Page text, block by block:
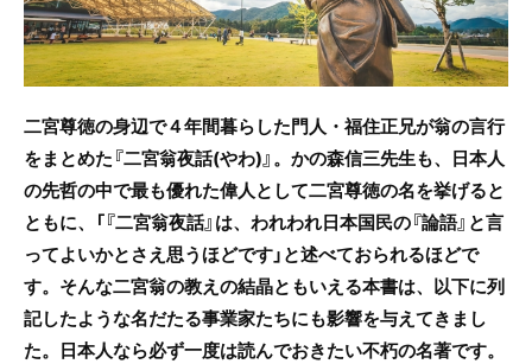
二宮尊徳の身辺で４年間暮らした門人・福住正兄が翁の言行
をまとめた『二宮翁夜話(やわ)』。かの森信三先生も、日本人
の先哲の中で最も優れた偉人として二宮尊徳の名を挙げると
ともに、「『二宮翁夜話』は、われわれ日本国民の『論語』と言
ってよいかとさえ思うほどです」と述べておられるほどで
す。 そんな二宮翁の教えの結晶ともいえる本書は、以下に列
記したような名だたる事業家たちにも影響を与えてきまし
た。 日本人なら必ず一度は読んでおきたい不朽の名著です。